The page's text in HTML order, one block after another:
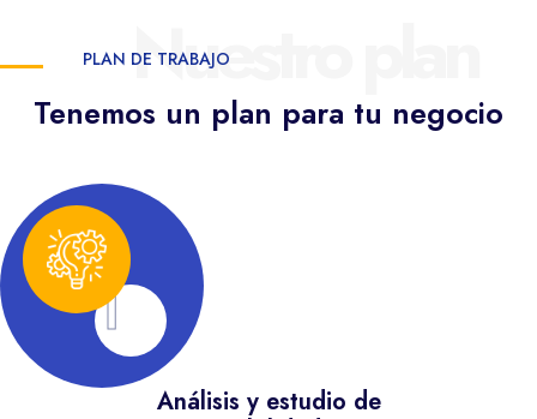
PLAN DE TRABAJO
Nuestro plan
Tenemos un plan para tu negocio
1
Análisis y estudio de